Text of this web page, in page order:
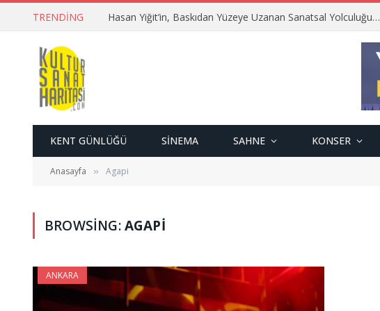
TRENDING Hasan Yiğit’in, Baskıdan Yüzeye Uzanan Sanatsal Yolculuğu…
KENT GÜNLÜĞÜ SINEMA SAHNE KONSER
Anasayfa » Agapi
BROWSING:AGAPI
ANKARA